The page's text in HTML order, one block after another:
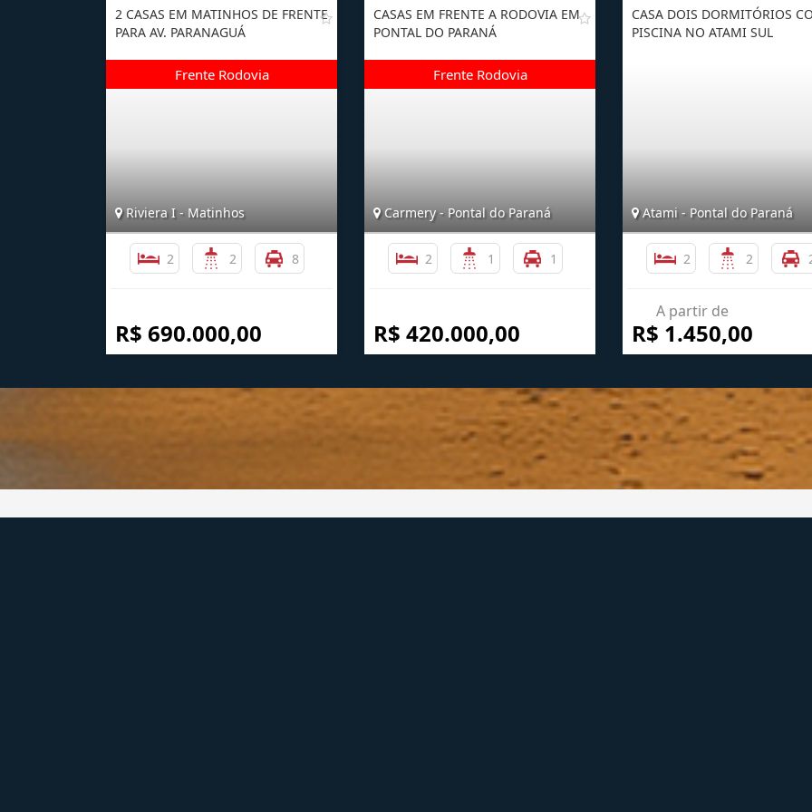
2 CASAS EM MATINHOS DE FRENTE
PARA AV. PARANAGUÁ
Riviera I - Matinhos
2 2 8
R$ 690.000,00
CASAS EM FRENTE A RODOVIA EM
PONTAL DO PARANÁ
Carmery - Pontal do Paraná
2 1 1
R$ 420.000,00
CASA DOIS DORMITÓRIOS
PISCINA NO ATAMI SUL
Atami - Pontal do Paraná
2 2
A partir de
R$ 1.450,00